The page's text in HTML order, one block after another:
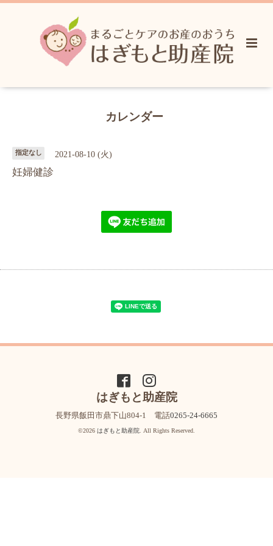
カレンダー
指定なし 2021-08-10 (火)
妊婦健診
はぎもと助産院
長野県飯田市鼎下山804-1 電話0265-24-6665
©2026 はぎもと助産院 . All Rights Reserved.